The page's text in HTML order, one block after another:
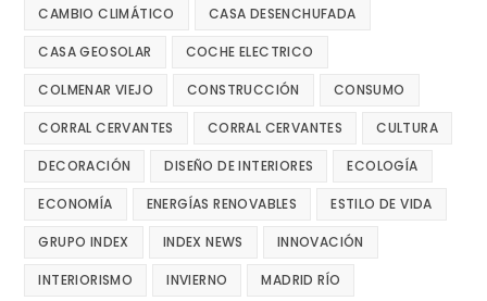
CAMBIO CLIMÁTICO CASA DESENCHUFADA
CASA GEOSOLAR COCHE ELECTRICO
COLMENAR VIEJO CONSTRUCCIÓN CONSUMO
CORRAL CERVANTES CORRAL CERVANTES CULTURA
DECORACIÓN DISEÑO DE INTERIORES ECOLOGÍA
ECONOMÍA ENERGÍAS RENOVABLES ESTILO DE VIDA
GRUPO INDEX INDEX NEWS INNOVACIÓN
INTERIORISMO INVIERNO MADRID RÍO